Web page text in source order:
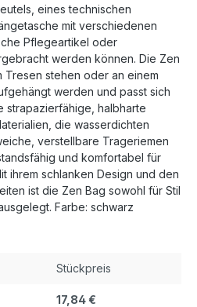
eines technischen
mit verschiedenen
Pflegeartikel oder
werden können. Die Zen
Tresen stehen oder an einem
werden und passt sich
strapazierfähige, halbharte
die wasserdichten
verstellbare Trageriemen
und komfortabel für
ihrem schlanken Design und den
ist die Zen Bag sowohl für Stil
Farbe: schwarz
Stückpreis
17,84 €